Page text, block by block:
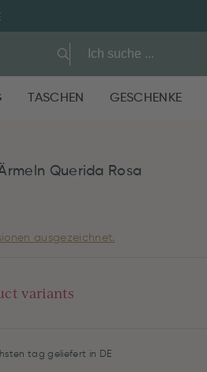
TASCHEN GESCHENKE
Querida Rosa
ausgezeichnet.
variants
tag geliefert in DE